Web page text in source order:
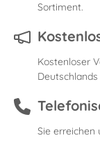
Sortiment.
Kostenloser
Deutschlands
Sie erreichen